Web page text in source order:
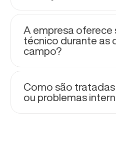
A empresa oferece
técnico durante as
campo?
Como são tratadas
ou problemas